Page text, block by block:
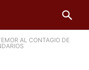
AL CONTAGIO DE